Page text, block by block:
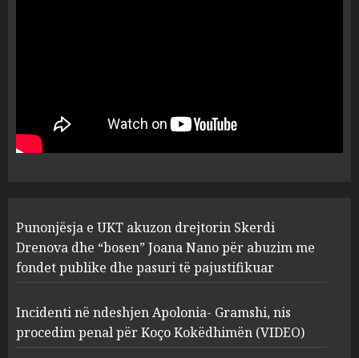
1
“bosen” Joana Nano për
abuzim me fondet publike dhe
pasuri të pajustifikuar
2
Apolonia- Gramshi, nis
procedim penal për Koço
Kokëdhimën (VIDEO)
MARCH 27, 2025
FOTO/ Persona të maskuar
sulmuan “One Albania”,
Punonjësja e UKT akuzon drejtorin Skerdi
Drenova dhe “bosen” Joana Nano për abuzim me
fondet publike dhe pasuri të pajustifikuar
Incidenti në ndeshjen Apolonia- Gramshi, nis
procedim penal për Koço Kokëdhimën (VIDEO)